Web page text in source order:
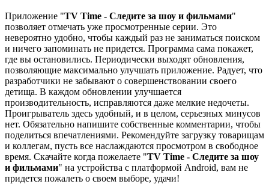
Приложение "TV Time - Следите за шоу и фильмами"
позволяет отмечать уже просмотренные серии. Это
невероятно удобно, чтобы каждый раз не заниматься поиском
и ничего запоминать не придется. Программа сама покажет,
где вы остановились. Периодически выходят обновления,
позволяющие максимально улучшать приложение. Радует, что
разработчики не забывают о совершенствовании своего
детища. В каждом обновлении улучшается
производительность, исправляются даже мелкие недочеты.
Проигрыватель здесь удобный, и в целом, серьезных минусов
нет. Обязательно напишите собственные комментарии, чтобы
поделиться впечатлениями. Рекомендуйте загрузку товарищам
и коллегам, пусть все наслаждаются просмотром в свободное
время. Скачайте когда пожелаете "TV Time - Следите за шоу
и фильмами" на устройства с платформой Android, вам не
придется пожалеть о своем выборе, удачи!